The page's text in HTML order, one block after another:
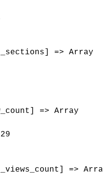
=> Array
=> Array
=> Array